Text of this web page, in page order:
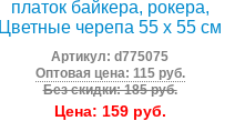
платок байкера, рокера,
Цветные черепа 55 х 55 см
Артикул:d775075
Оптовая цена: 115 руб.
Без скидки: 185 руб.
Цена: 159руб.